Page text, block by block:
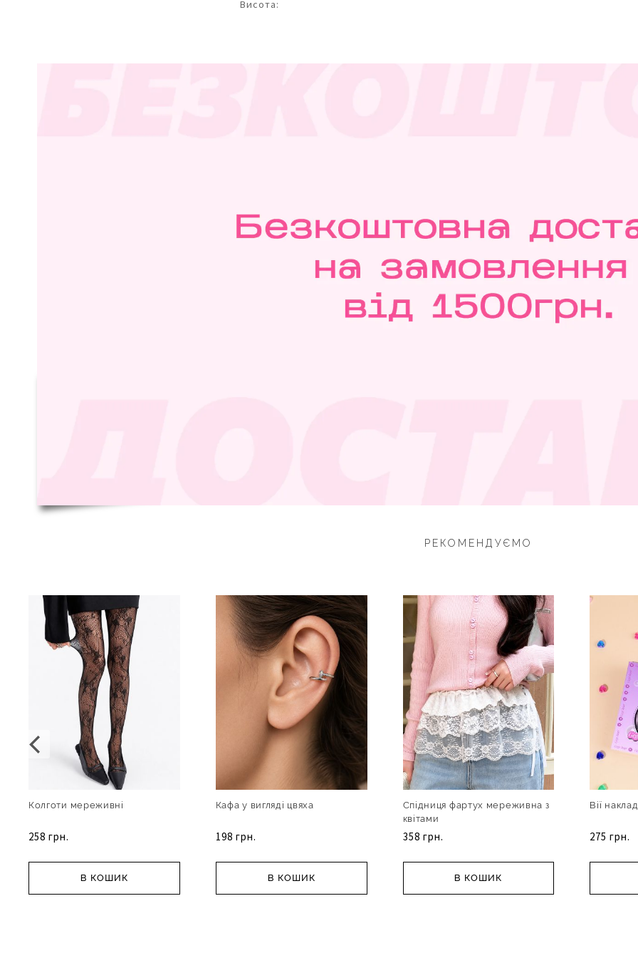
Висота:
РЕКОМЕНДУЄМО
Колготи мереживні
258 грн.
В КОШИК
Кафа у вигляді цвяха
198 грн.
В КОШИК
Спідниця фартух мереживна з
квітами
358 грн.
В КОШИК
Вії
275 грн.